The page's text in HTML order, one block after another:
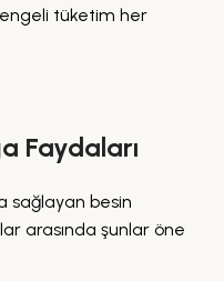
tüketim her
Faydaları
sağlayan besin
arasında şunlar öne